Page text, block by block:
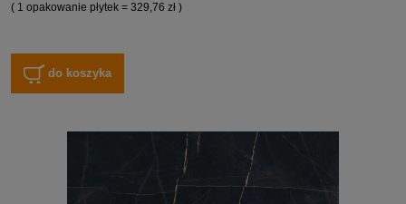
( 1 opakowanie płytek = 329,76 zł )
do koszyka